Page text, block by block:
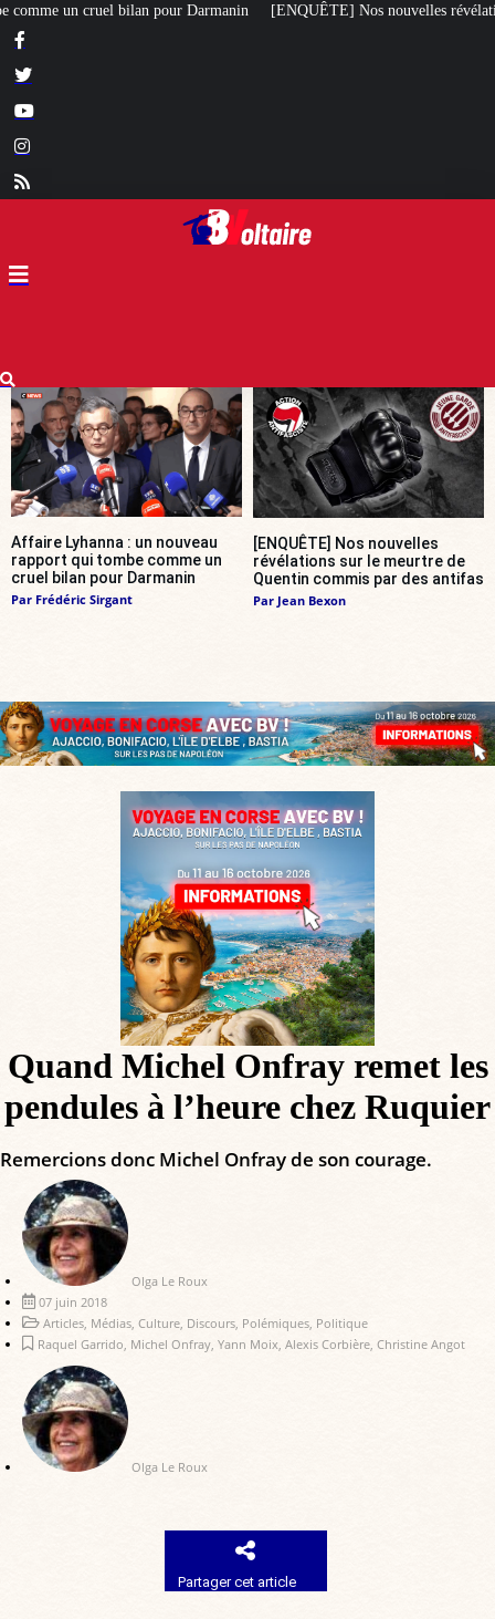
[ENQUÊTE] Nos nouvelles révélations sur le meurtre de Quentin
Affaire Lyhanna : un nouveau
rapport qui tombe comme un
cruel bilan pour Darmanin
Par Frédéric Sirgant
[ENQUÊTE] Nos nouvelles
révélations sur le meurtre de
Quentin commis par des antifas
Par Jean Bexon
Quand Michel Onfray remet les
pendules à l’heure chez Ruquier
Remercions donc Michel Onfray de son courage.
Olga Le Roux
07 juin 2018
Articles, Médias, Culture, Discours, Polémiques, Politique
Raquel Garrido, Michel Onfray, Yann Moix, Alexis Corbière, Christine Angot
Olga Le Roux
Partager cet article